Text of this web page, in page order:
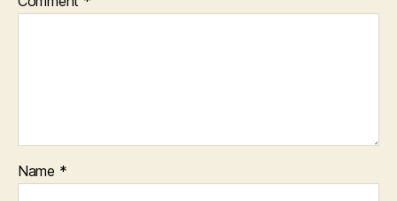
Name *